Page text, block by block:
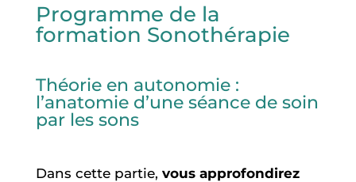
Programme de la
formation Sonothérapie
Théorie en autonomie :
l’anatomie d’une séance de soin
par les sons
Dans cette partie, vous approfondirez